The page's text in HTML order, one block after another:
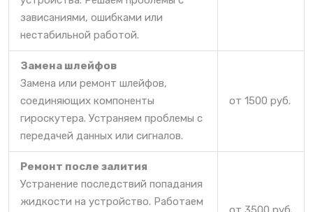
зависаниями, ошибками или
нестабильной работой.
Замена шлейфов
Замена или ремонт шлейфов,
соединяющих компоненты
гироскутера. Устраняем проблемы с
передачей данных или сигналов.
от 1500 руб.
Ремонт после залития
Устранение последствий попадания
жидкости на устройство. Работаем